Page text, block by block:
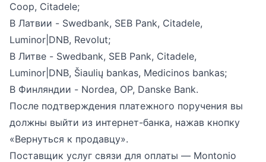
Coop, Citadele;
В Латвии - Swedbank, SEB Pank, Citadele,
Luminor|DNB, Revolut;
В Литве - Swedbank, SEB Pank, Citadele,
Luminor|DNB, Šiaulių bankas, Medicinos bankas;
В Финляндии - Nordea, OP, Danske Bank.
После подтверждения платежного поручения вы
должны выйти из интернет-банка, нажав кнопку
«Вернуться к продавцу».
Поставщик услуг связи для оплаты — Montonio